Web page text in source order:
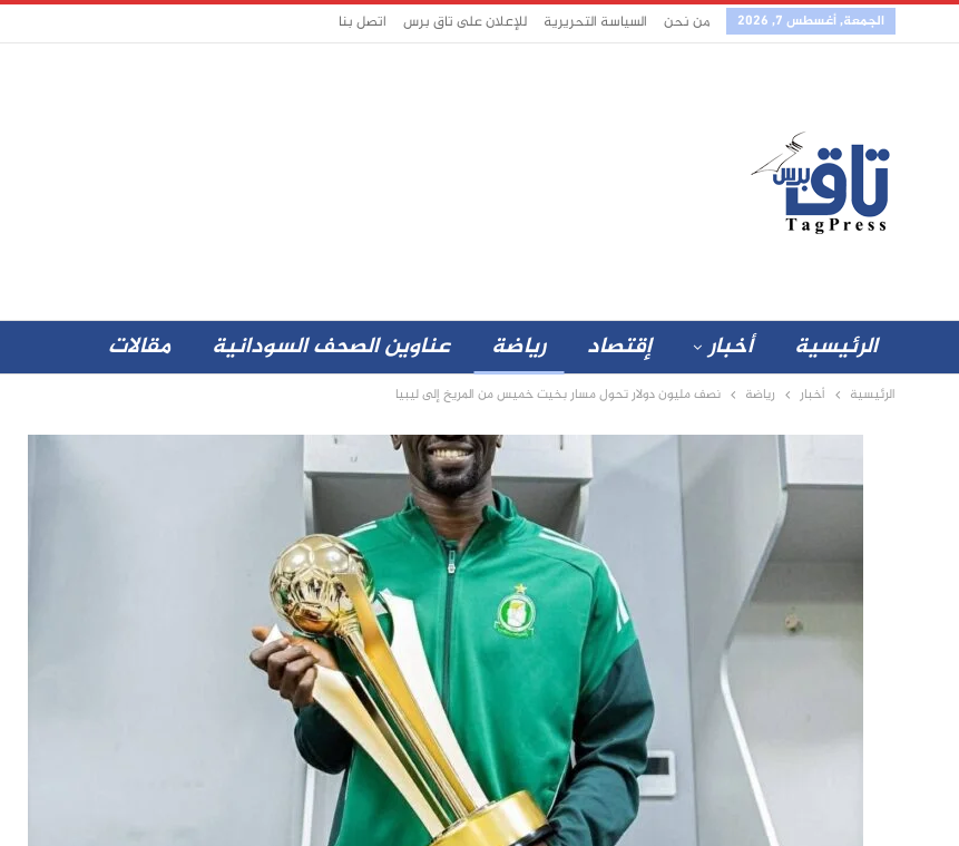
الجمعة, أغسطس 7, 2026 من نحن السياسة التحريرية للإعلان على تاق برس اتصل بنا
الرئيسية أخبار إقتصاد رياضة عناوين الصحف السودانية مقالات
الرئيسية أخبار رياضة نصف مليون دولار تحول مسار بخيت خميس من المريخ إلى ليبيا